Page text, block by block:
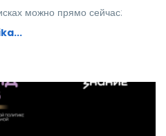
можно прямо сейчас:
в нашей дружной семье уже